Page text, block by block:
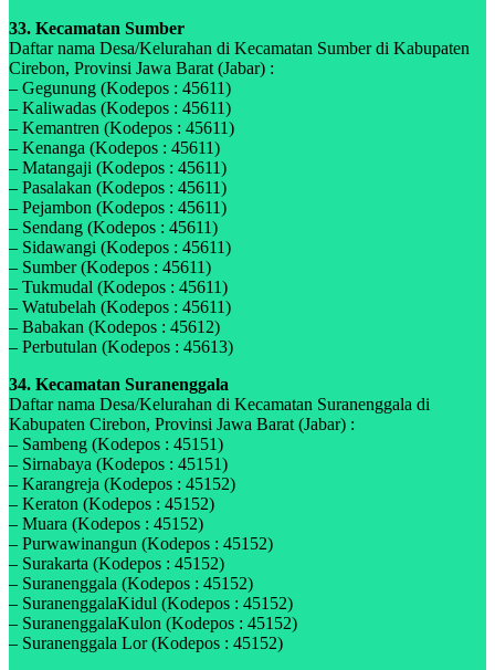
33. Kecamatan Sumber
Daftar nama Desa/Kelurahan di Kecamatan Sumber di Kabupaten
Cirebon, Provinsi Jawa Barat (Jabar) :
– Gegunung (Kodepos : 45611)
– Kaliwadas (Kodepos : 45611)
– Kemantren (Kodepos : 45611)
– Kenanga (Kodepos : 45611)
– Matangaji (Kodepos : 45611)
– Pasalakan (Kodepos : 45611)
– Pejambon (Kodepos : 45611)
– Sendang (Kodepos : 45611)
– Sidawangi (Kodepos : 45611)
– Sumber (Kodepos : 45611)
– Tukmudal (Kodepos : 45611)
– Watubelah (Kodepos : 45611)
– Babakan (Kodepos : 45612)
– Perbutulan (Kodepos : 45613)
34. Kecamatan Suranenggala
Daftar nama Desa/Kelurahan di Kecamatan Suranenggala di
Kabupaten Cirebon, Provinsi Jawa Barat (Jabar) :
– Sambeng (Kodepos : 45151)
– Sirnabaya (Kodepos : 45151)
– Karangreja (Kodepos : 45152)
– Keraton (Kodepos : 45152)
– Muara (Kodepos : 45152)
– Purwawinangun (Kodepos : 45152)
– Surakarta (Kodepos : 45152)
– Suranenggala (Kodepos : 45152)
– SuranenggalaKidul (Kodepos : 45152)
– SuranenggalaKulon (Kodepos : 45152)
– Suranenggala Lor (Kodepos : 45152)